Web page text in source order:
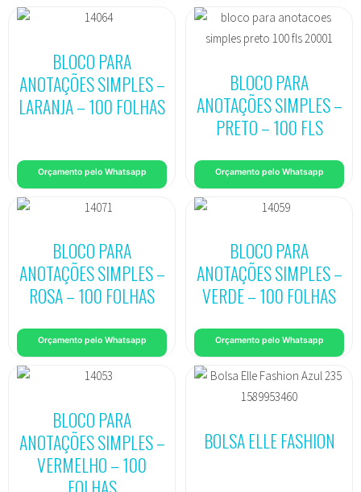
BLOCO PARA
ANOTAÇÕES SIMPLES –
LARANJA – 100 FOLHAS
Orçamento pelo Whatsapp
BLOCO PARA
ANOTAÇÕES SIMPLES –
PRETO – 100 FLS
Orçamento pelo Whatsapp
BLOCO PARA
ANOTAÇÕES SIMPLES –
ROSA – 100 FOLHAS
Orçamento pelo Whatsapp
BLOCO PARA
ANOTAÇÕES SIMPLES –
VERDE – 100 FOLHAS
Orçamento pelo Whatsapp
BLOCO PARA
ANOTAÇÕES SIMPLES –
VERMELHO – 100
FOLHAS
BOLSA ELLE FASHION